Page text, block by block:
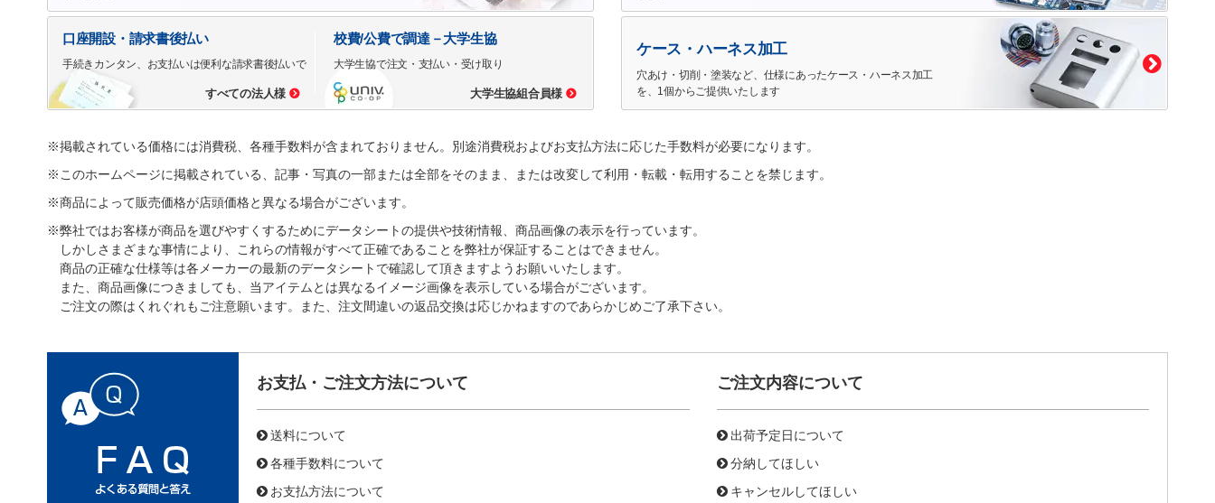
口座開設・請求書後払い
手続きカンタン、お支払いは便利な請求書後払いで
すべての法人様
校費/公費で調達－大学生協
大学生協で注文・支払い・受け取り
大学生協組合員様
ケース・ハーネス加工
穴あけ・切削・塗装など、仕様にあったケース・ハーネス加工
を、1個からご提供いたします
※掲載されている価格には消費税、各種手数料が含まれておりません。別途消費税およびお支払方法に応じた手数料が必要になります。
※このホームページに掲載されている、記事・写真の一部または全部をそのまま、または改変して利用・転載・転用することを禁じます。
※商品によって販売価格が店頭価格と異なる場合がございます。
※弊社ではお客様が商品を選びやすくするためにデータシートの提供や技術情報、商品画像の表示を行っています。
しかしさまざまな事情により、これらの情報がすべて正確であることを弊社が保証することはできません。
商品の正確な仕様等は各メーカーの最新のデータシートで確認して頂きますようお願いいたします。
また、商品画像につきましても、当アイテムとは異なるイメージ画像を表示している場合がございます。
ご注文の際はくれぐれもご注意願います。また、注文間違いの返品交換は応じかねますのであらかじめご了承下さい。
お支払・ご注文方法について
送料について
各種手数料について
お支払方法について
ご注文内容について
出荷予定日について
分納してほしい
キャンセルしてほしい